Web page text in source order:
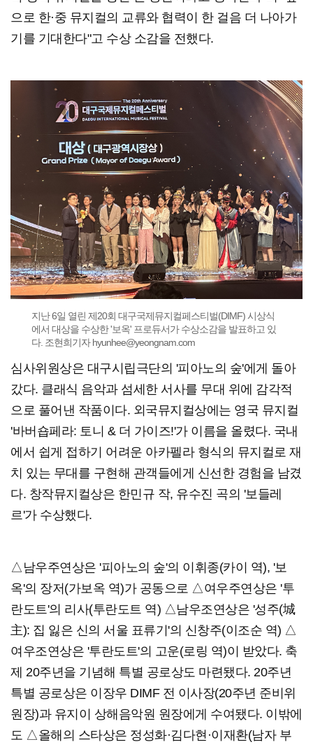
으로 한·중 뮤지컬의 교류와 협력이 한 걸음 더 나아가
기를 기대한다"고 수상 소감을 전했다.
지난 6일 열린 제20회 대구국제뮤지컬페스티벌(DIMF) 시상식
에서 대상을 수상한 '보옥' 프로듀서가 수상소감을 발표하고 있
다. 조현희기자 hyunhee@yeongnam.com
심사위원상은 대구시립극단의 '피아노의 숲'에게 돌아
갔다. 클래식 음악과 섬세한 서사를 무대 위에 감각적
으로 풀어낸 작품이다. 외국뮤지컬상에는 영국 뮤지컬
'바버숍페라: 토니 & 더 가이즈!'가 이름을 올렸다. 국내
에서 쉽게 접하기 어려운 아카펠라 형식의 뮤지컬로 재
치 있는 무대를 구현해 관객들에게 신선한 경험을 남겼
다. 창작뮤지컬상은 한민규 작, 유수진 곡의 '보들레
르'가 수상했다.
△남우주연상은 '피아노의 숲'의 이휘종(카이 역), '보
옥'의 장저(가보옥 역)가 공동으로 △여우주연상은 '투
란도트'의 리사(투란도트 역) △남우조연상은 '성주(城
主): 집 잃은 신의 서울 표류기'의 신창주(이조순 역) △
여우조연상은 '투란도트'의 고운(로링 역)이 받았다. 축
제 20주년을 기념해 특별 공로상도 마련됐다. 20주년
특별 공로상은 이장우 DIMF 전 이사장(20주년 준비위
원장)과 유지이 상해음악원 원장에게 수여됐다. 이밖에
도 △올해의 스타상은 정성화·김다현·이재환(남자 부